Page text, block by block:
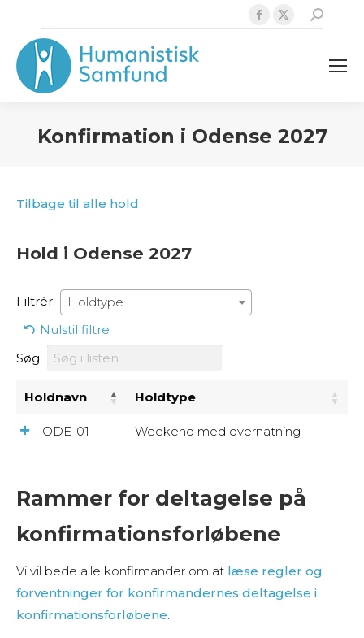
Facebook
pagepage
Search:
Konfirmation i Odense 2027
Tilbage til alle hold
Hold i Odense 2027
Filtrér:
Holdtype
Nulstil filtre
Søg:
Holdnavn Holdtype
ODE-01 Weekend med overnatning
Rammer for deltagelse på
konfirmationsforløbene
Vi vil bede alle konfirmander om at læse regler og
forventninger for konfirmandernes deltagelse i
konfirmationsforløbene.